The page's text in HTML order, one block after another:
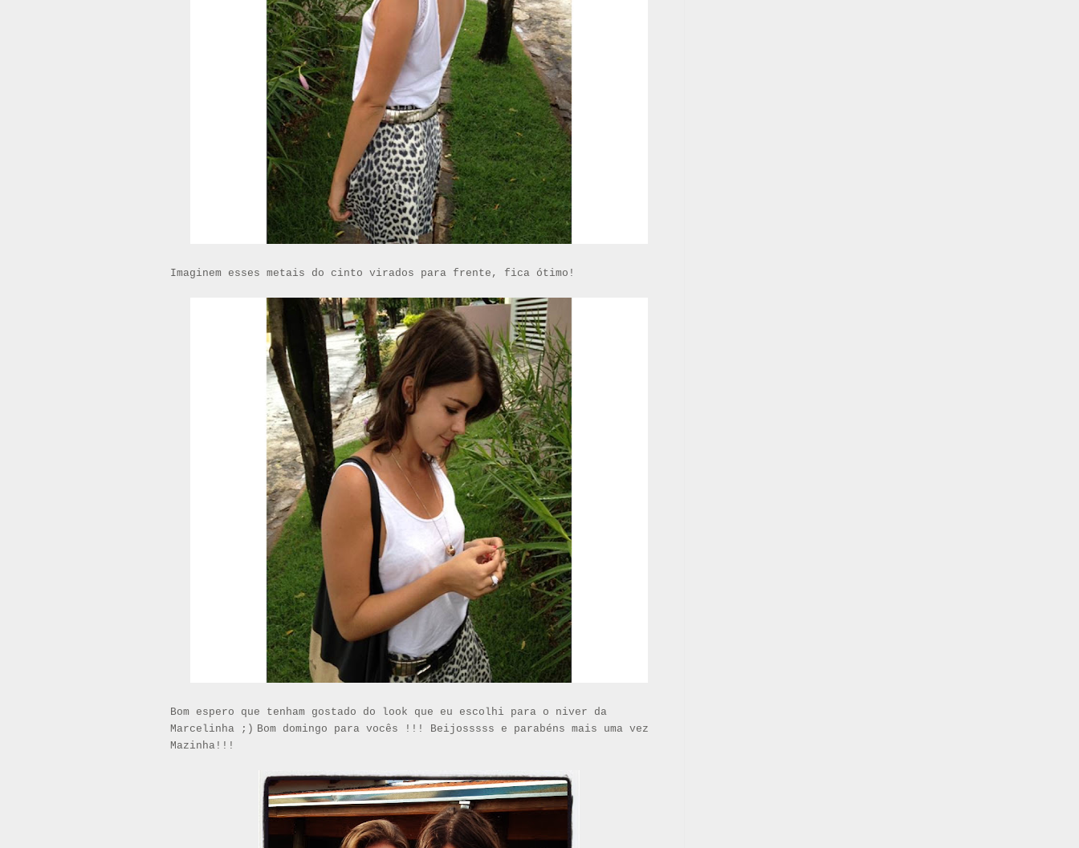
Imaginem esses metais do cinto virados para frente, fica ótimo!
Bom espero que tenham gostado do look que eu escolhi para o niver da
Marcelinha ;) Bom domingo para vocês !!! Beijosssss e parabéns mais uma vez
Mazinha!!!